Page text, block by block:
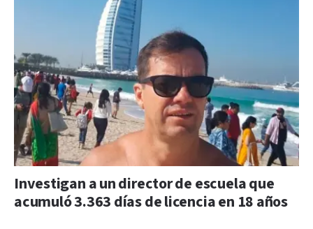
Investigan a un director de escuela que
acumuló 3.363 días de licencia en 18 años